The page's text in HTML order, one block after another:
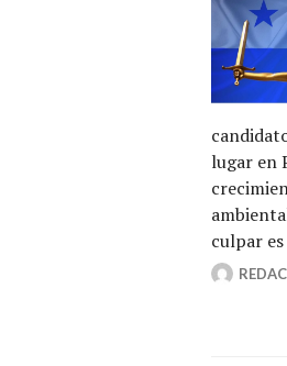
lugar en
culpar